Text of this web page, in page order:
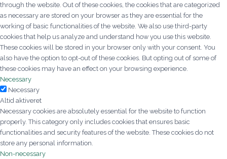
through the website. Out of these cookies, the cookies that are categorized
as necessary are stored on your browser as they are essential for the
working of basic functionalities of the website. We also use third-party
cookies that help us analyze and understand how you use this website.
These cookies will be stored in your browser only with your consent. You
also have the option to opt-out of these cookies. But opting out of some of
these cookies may have an effect on your browsing experience.
Necessary
Necessary
Altid aktiveret
Necessary cookies are absolutely essential for the website to function
properly. This category only includes cookies that ensures basic
functionalities and security features of the website. These cookies do not
store any personal information.
Non-necessary